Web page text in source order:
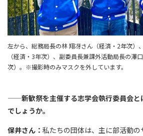
左から、総務局長の林 翔冴さん（経済・2年次）
（経済・3年次）、副委員長兼課外活動局長の澤
次）。※撮影時のみマスクを外しています。
——新歓祭を主催する志学会執行委員会と
でしょうか。
保井さん： 私たちの団体は、主に部活動